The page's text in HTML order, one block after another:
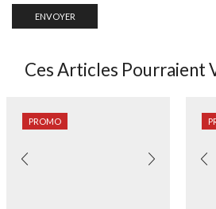
Ces Articles Pourraient
PROMO